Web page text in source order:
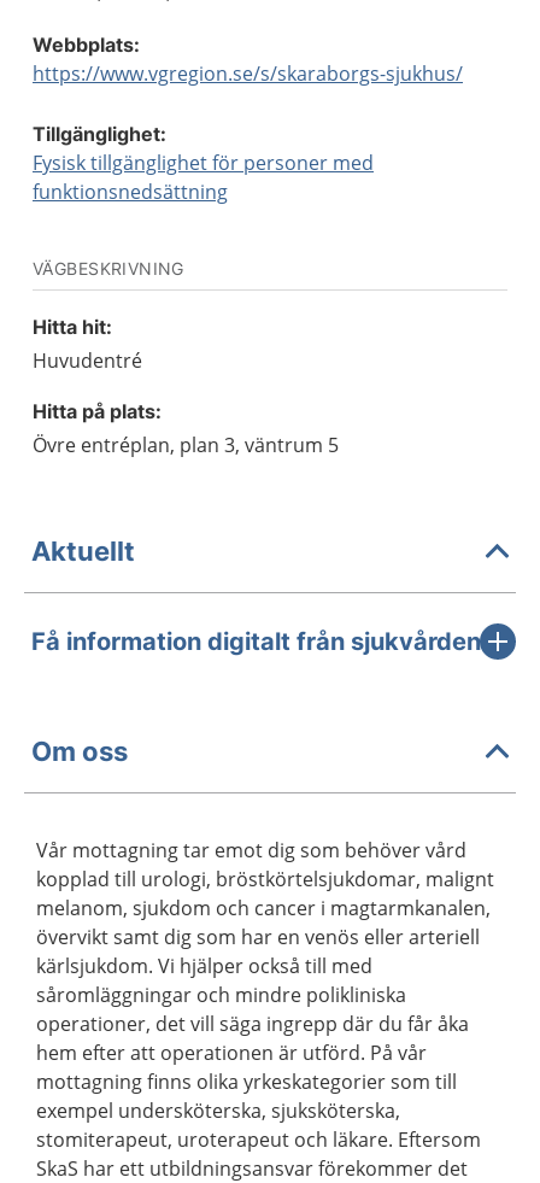
Webbplats:
https://www.vgregion.se/s/skaraborgs-sjukhus/
Tillgänglighet:
Fysisk tillgänglighet för personer med
funktionsnedsättning
VÄGBESKRIVNING
Hitta hit:
Huvudentré
Hitta på plats:
Övre entréplan, plan 3, väntrum 5
Aktuellt
Få information digitalt från sjukvården
Om oss
Vår mottagning tar emot dig som behöver vård
kopplad till urologi, bröstkörtelsjukdomar, malignt
melanom, sjukdom och cancer i magtarmkanalen,
övervikt samt dig som har en venös eller arteriell
kärlsjukdom. Vi hjälper också till med
såromläggningar och mindre polikliniska
operationer, det vill säga ingrepp där du får åka
hem efter att operationen är utförd. På vår
mottagning finns olika yrkeskategorier som till
exempel undersköterska, sjuksköterska,
stomiterapeut, uroterapeut och läkare. Eftersom
SkaS har ett utbildningsansvar förekommer det